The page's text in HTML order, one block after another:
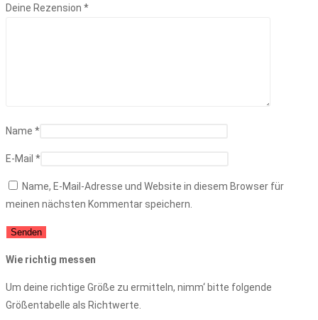
Deine Rezension *
Name *
E-Mail *
Name, E-Mail-Adresse und Website in diesem Browser für
meinen nächsten Kommentar speichern.
Wie richtig messen
Um deine richtige Größe zu ermitteln, nimm‘ bitte folgende
Größentabelle als Richtwerte.